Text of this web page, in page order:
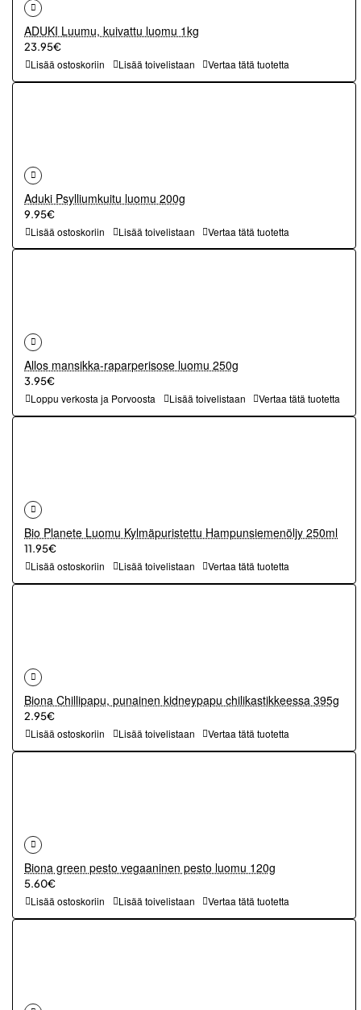
ADUKI Luumu, kuivattu luomu 1kg
23.95€
Lisää ostoskoriin Lisää toivelistaan Vertaa tätä tuotetta
Aduki Psylliumkuitu luomu 200g
9.95€
Lisää ostoskoriin Lisää toivelistaan Vertaa tätä tuotetta
Allos mansikka-raparperisose luomu 250g
3.95€
Loppu verkosta ja Porvoosta Lisää toivelistaan Vertaa tätä tuotetta
Bio Planete Luomu Kylmäpuristettu Hampunsiemenöljy 250ml
11.95€
Lisää ostoskoriin Lisää toivelistaan Vertaa tätä tuotetta
Biona Chillipapu, punainen kidneypapu chilikastikkeessa 395g
2.95€
Lisää ostoskoriin Lisää toivelistaan Vertaa tätä tuotetta
Biona green pesto vegaaninen pesto luomu 120g
5.60€
Lisää ostoskoriin Lisää toivelistaan Vertaa tätä tuotetta